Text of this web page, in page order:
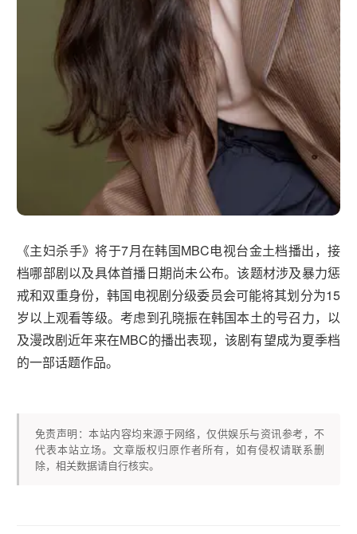
《主妇杀手》将于7月在韩国MBC电视台金土档播出，接
档哪部剧以及具体首播日期尚未公布。该题材涉及暴力惩
戒和双重身份，韩国电视剧分级委员会可能将其划分为15
岁以上观看等级。考虑到孔晓振在韩国本土的号召力，以
及漫改剧近年来在MBC的播出表现，该剧有望成为夏季档
的一部话题作品。
免责声明：本站内容均来源于网络，仅供娱乐与资讯参考，不
代表本站立场。文章版权归原作者所有，如有侵权请联系删
除，相关数据请自行核实。